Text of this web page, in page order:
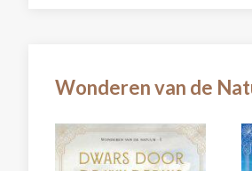
Wonderen van de